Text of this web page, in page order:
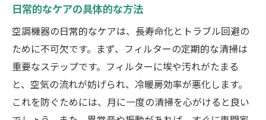
日常的なケアの具体的な方法
空調機器の日常的なケアは、長寿命化とトラブル回避の
ために不可欠です。まず、フィルターの定期的な清掃は
重要なステップです。フィルターに埃や汚れがたまる
と、空気の流れが妨げられ、冷暖房効率が悪化します。
これを防ぐためには、月に一度の清掃を心がけると良い